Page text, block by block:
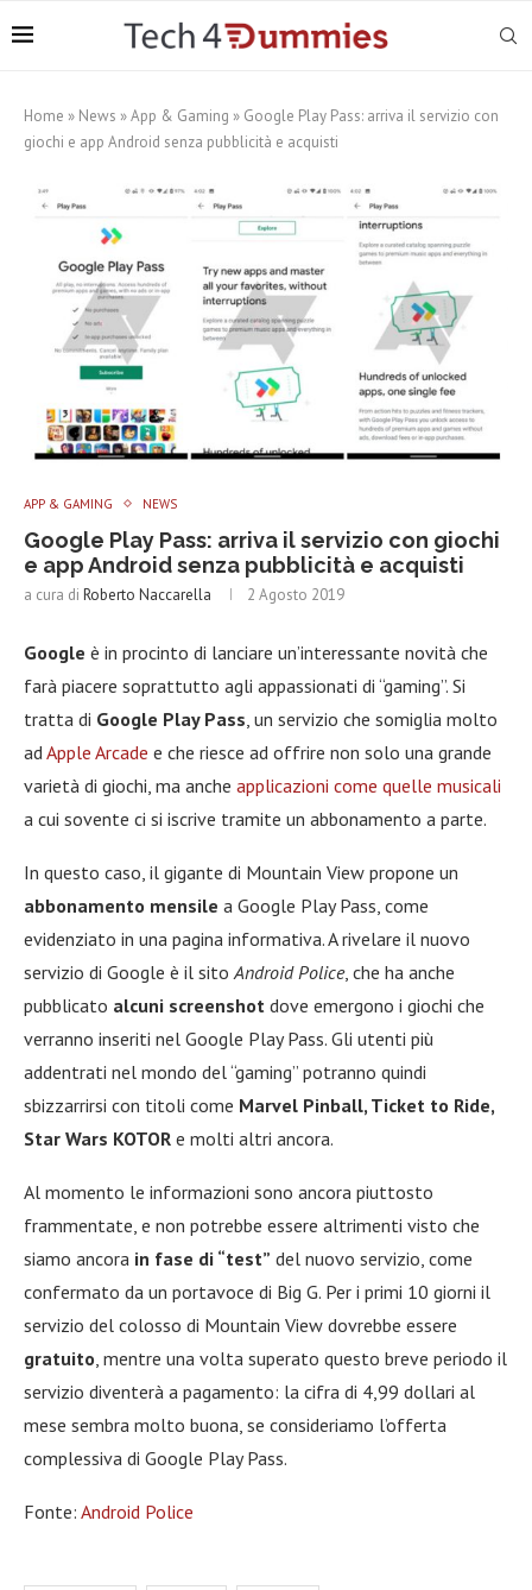
Home » News »App & Gaming » Google Play Pass: arriva il servizio con
giochi e app Android senza pubblicità e acquisti
APP & GAMING NEWS
Google Play Pass: arriva il servizio con giochi
e app Android senza pubblicità e acquisti
a cura di Roberto Naccarella 2 Agosto 2019
Google è in procinto di lanciare un’interessante novità che
farà piacere soprattutto agli appassionati di “gaming”. Si
tratta di Google Play Pass , un servizio che somiglia molto
ad Apple Arcade e che riesce ad offrire non solo una grande
varietà di giochi, ma anche applicazioni come quelle musicali
a cui sovente ci si iscrive tramite un abbonamento a parte.
In questo caso, il gigante di Mountain View propone un
abbonamento mensile a Google Play Pass, come
evidenziato in una pagina informativa. A rivelare il nuovo
servizio di Google è il sito Android Police, che ha anche
pubblicato alcuni screenshot dove emergono i giochi che
verranno inseriti nel Google Play Pass. Gli utenti più
addentrati nel mondo del “gaming” potranno quindi
sbizzarrirsi con titoli come Marvel Pinball, Ticket to Ride,
Star Wars KOTOR e molti altri ancora.
Al momento le informazioni sono ancora piuttosto
frammentate, e non potrebbe essere altrimenti visto che
siamo ancora in fase di “test” del nuovo servizio, come
confermato da un portavoce di Big G. Per i primi 10 giorni il
servizio del colosso di Mountain View dovrebbe essere
gratuito , mentre una volta superato questo breve periodo il
servizio diventerà a pagamento: la cifra di 4,99 dollari al
mese sembra molto buona, se consideriamo l’offerta
complessiva di Google Play Pass.
Fonte: Android Police